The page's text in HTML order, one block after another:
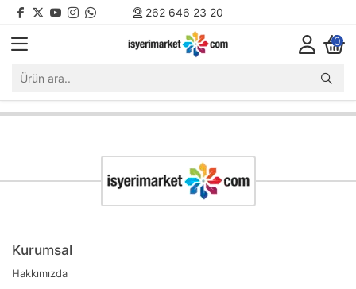
262 646 23 20
0
Kurumsal
Hakkımızda